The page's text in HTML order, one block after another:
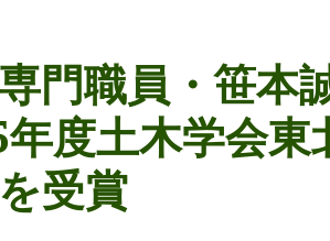
門職員・笹本
度土木学会東
受賞